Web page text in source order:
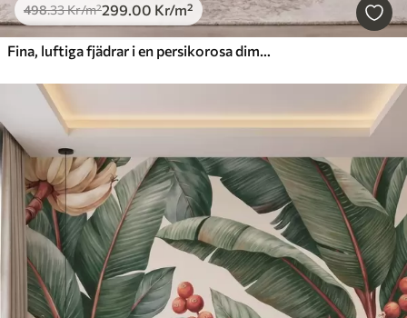
498.33Kr/m²299.00 Kr/m²
Fina, luftiga fjädrar i en persikorosa dimma med skimmer